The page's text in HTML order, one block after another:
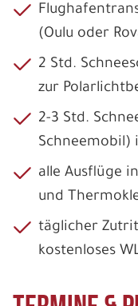
(Oulu oder
2 Std.
zur
2-3 Std.
Schneemobil)
alle Ausflüge
und
täglicher
kostenloses